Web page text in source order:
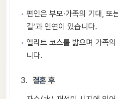
편인은 부모·가족의 기대, 또
길’과 인연이 있습니다.
엘리트 코스를 밟으며 가족
니다.
결혼 후